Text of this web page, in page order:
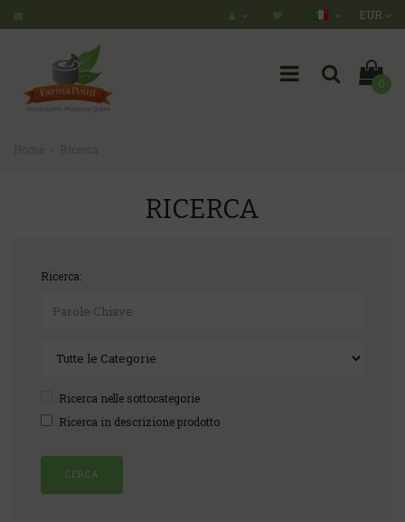
EUR
0
RICERCA
Ricerca:
Ricerca nelle sottocategorie
Ricerca in descrizione prodotto